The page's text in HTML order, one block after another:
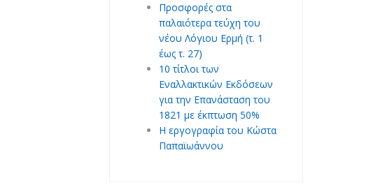
Προσφορές στα
παλαιότερα τεύχη του
νέου Λόγιου Ερμή (τ. 1
έως τ. 27)
10 τίτλοι των
Εναλλακτικών Εκδόσεων
για την Επανάσταση του
1821 με έκπτωση 50%
Η εργογραφία του Κώστα
Παπαϊωάννου